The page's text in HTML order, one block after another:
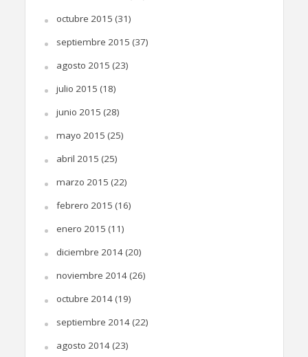
octubre 2015 (31)
septiembre 2015 (37)
agosto 2015 (23)
julio 2015 (18)
junio 2015 (28)
mayo 2015 (25)
abril 2015 (25)
marzo 2015 (22)
febrero 2015 (16)
enero 2015 (11)
diciembre 2014(20)
noviembre 2014(26)
octubre 2014(19)
septiembre 2014(22)
agosto 2014(23)